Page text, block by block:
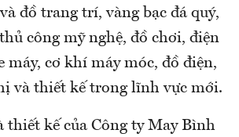
đồ trang trí, vàng bạc đá quý,
công mỹ nghệ, đồ chơi, điện
máy, cơ khí máy móc, đồ điện,
và thiết kế trong lĩnh vực mới.
thiết kế của Công ty May Bình